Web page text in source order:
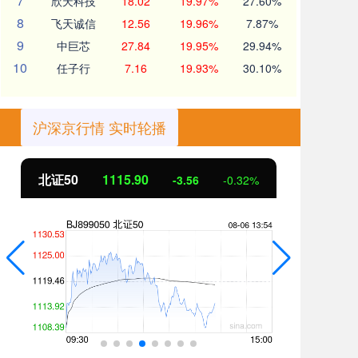
8 飞天诚信 12.56 19.96% 7.87%
9 中巨芯 27.84 19.95% 29.94%
10 任子行 7.16 19.93% 30.10%
沪深京行情 实时轮播
北证50 1115.90 -3.56 -0.32%